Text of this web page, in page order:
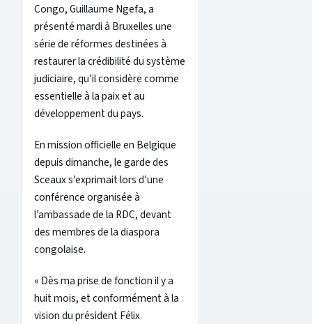
Congo, Guillaume Ngefa, a
présenté mardi à Bruxelles une
série de réformes destinées à
restaurer la crédibilité du système
judiciaire, qu’il considère comme
essentielle à la paix et au
développement du pays.
En mission officielle en Belgique
depuis dimanche, le garde des
Sceaux s’exprimait lors d’une
conférence organisée à
l’ambassade de la RDC, devant
des membres de la diaspora
congolaise.
« Dès ma prise de fonction il y a
huit mois, et conformément à la
vision du président Félix